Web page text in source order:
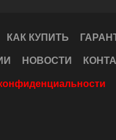
КАК КУПИТЬ
НОВОСТИ